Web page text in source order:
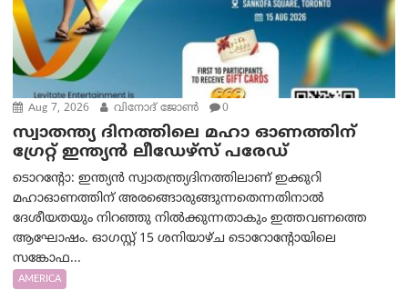
Aug 7, 2026 വിനോദ് ജോൺ 0
സ്വാതന്ത്യ ദിനത്തിലെ മഹാ ഓണത്തിന്
ഗ്രേറ്റ് ഇന്ത്യൻ ലീഡേഴ്സ് പരേഡ്
ടൊറന്റോ: ഇന്ത്യൻ സ്വാതന്ത്ര്യദിനത്തിലാണ് ഇക്കുറി
മഹാഓണത്തിന് അരങ്ങൊരുങ്ങുന്നതെന്നതിനാൽ
ദേശീയതയും നിറഞ്ഞു നിൽക്കുന്നതാകും ഇത്തവണത്തെ
ആഘോഷം. ഓഗസ്റ്റ് 15 ശനിയാഴ്ച ടൊറോന്റോയിലെ
സങ്കോഫ...
AMERICA